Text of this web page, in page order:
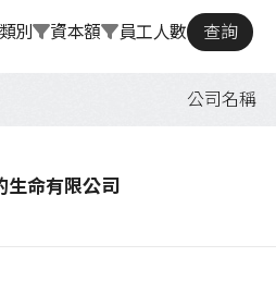
別 資本額 員工人數 查詢
公司名稱
生命有限公司